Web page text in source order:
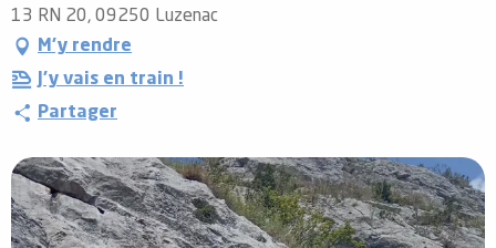
13 RN 20, 09250 Luzenac
M'y rendre
J'y vais en train !
Partager